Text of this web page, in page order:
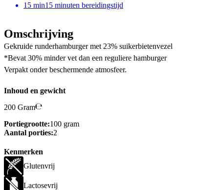
15 min15 minuten bereidingstijd
Omschrijving
Gekruide runderhamburger met 23% suikerbietenvezel
*Bevat 30% minder vet dan een reguliere hamburger
Verpakt onder beschermende atmosfeer.
Inhoud en gewicht
200 Gram
Portiegrootte:100 gram
Aantal porties:2
Kenmerken
Glutenvrij
Lactosevrij